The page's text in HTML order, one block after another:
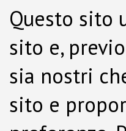
Questo sito
sito e,
sia nostri
sito e